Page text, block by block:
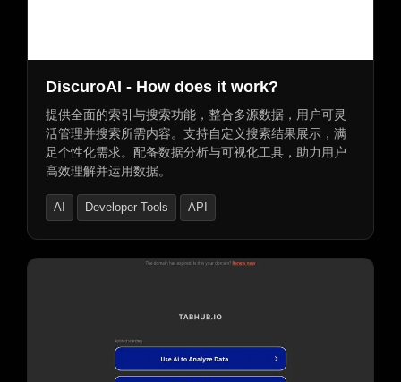
DiscuroAI - How does it work?
提供全面的索引与搜索功能，整合多源数据，用户可灵
活管理并搜索所需内容。支持自定义搜索结果展示，满
足个性化需求。配备数据分析与可视化工具，助力用户
高效理解并运用数据。
AI Developer Tools API